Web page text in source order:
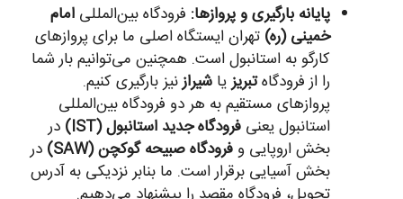
پایانه بارگیری و پروازها: فرودگاه بین‌المللی امام
خمینی (ره) تهران ایستگاه اصلی ما برای پروازهای
کارگو به استانبول است. همچنین می‌توانیم بار شما
را از فرودگاهتبریزیا شیرازنیز بارگیری کنیم.
پروازهای مستقیم به هر دو فرودگاه بین‌المللی
استانبول یعنی فرودگاه جدید استانبول (IST)
در
بخش اروپایی وفرودگاه صبیحه گوکچن (SAW)
در
بخش آسیایی برقرار است. ما بنابر نزدیکی به آدرس